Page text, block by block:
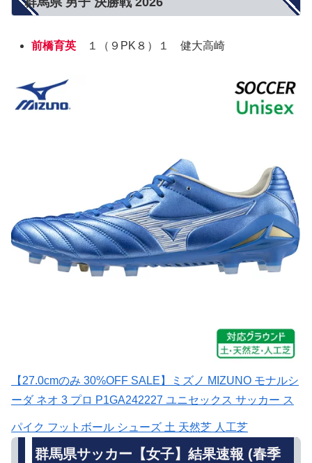
前橋育英 １（９PK８）１ 健大高崎
【27.0cmのみ 30%OFF SALE】ミズノ MIZUNO モナルシ
ーダ ネオ 3 プロ P1GA242227 ユニセックス サッカー ス
パイク フットボール シューズ 土 天然芝 人工芝
群馬県サッカー【女子】結果速報 (春季